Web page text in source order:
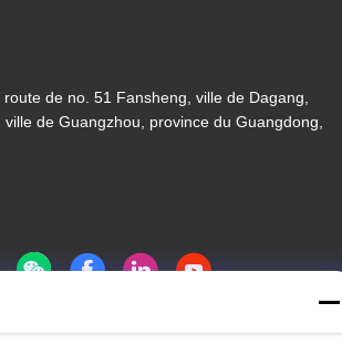
de no. 51 Fansheng, ville de Dagang,
de Guangzhou, province du Guangdong,